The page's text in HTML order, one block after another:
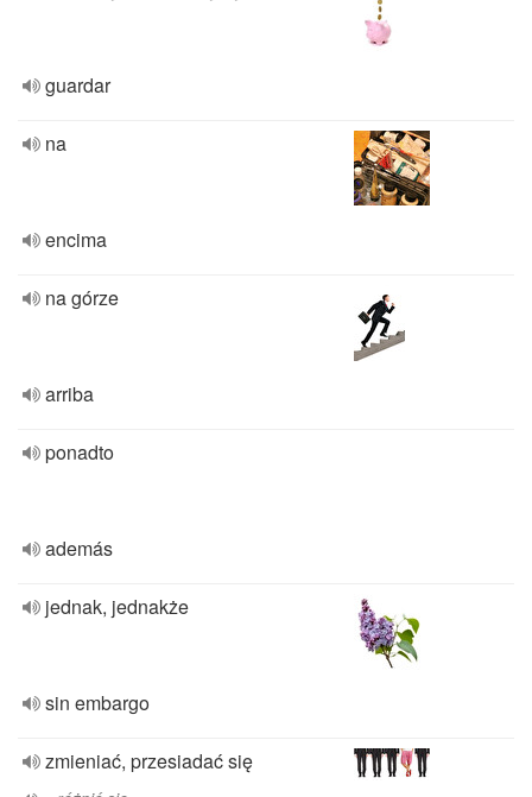
guardar
na
encima
na górze
arriba
ponadto
además
jednak, jednakże
sin embargo
zmieniać, przesiadać się